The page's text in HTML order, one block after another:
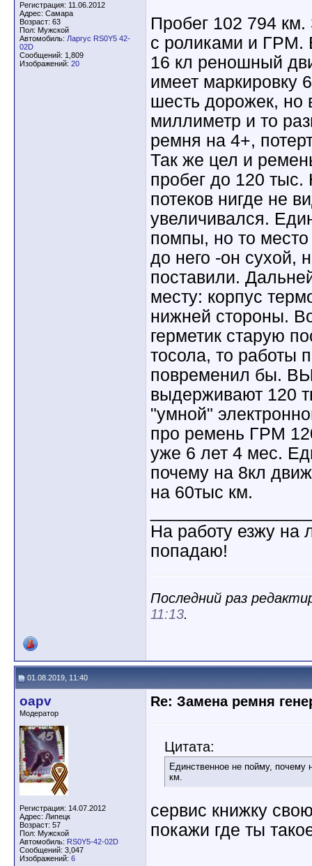
Регистрация: 11.06.2012
Адрес: Самара
Возраст: 63
Пол: Мужской
Автомобиль: Ларгус RS0Y5 42-
02D
Сообщений: 1,809
Изображений: 20
Пробег 102 794
с роликами и ГРМ.
16 кл реношный
имеет маркировку
шесть дорожек, но
миллиметр и то
ремня на 4+,
Так же цел и
пробег до 120 тыс.
потеков нигде не
увеличивался.
помпы, но то
до него -он сухой,
поставили.
месту: корпус
нижней стороны.
герметик старую
тосола, то работы
повременил бы.
выдерживают 120
"умной"
про ремень ГРМ
уже 6 лет 4 мес.
почему на 8кл
на 60тыс км.
На работу езжу на
попадаю!
Последний раз
11:13.
01.08.2019, 11:40
oapv
Модератор
Регистрация: 14.07.2012
Адрес: Липецк
Возраст: 57
Пол: Мужской
Автомобиль: RS0Y5-42-02D
Сообщений: 3,047
Изображений: 6
Re: Замена ремня
Цитата:
Единственное не пойму,
км.
сервис книжку
покажи где ты